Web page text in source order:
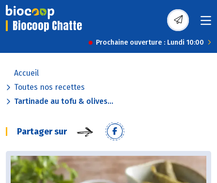
Biocoop Chatte
Prochaine ouverture : Lundi 10:00
Accueil
Toutes nos recettes
Tartinade au tofu & olives...
Partager sur